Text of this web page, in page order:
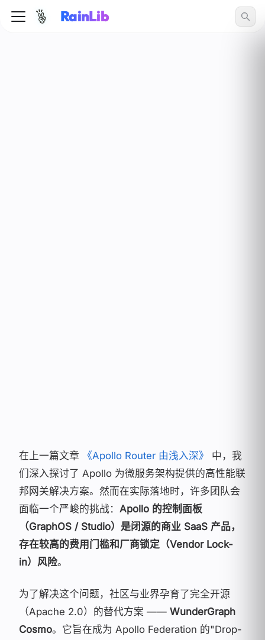
RainLib
在上一篇文章 《Apollo Router 由浅入深》
中，我
们深入探讨了 Apollo 为微服务架构提供的高性能联
邦网关解决方案。然而在实际落地时，许多团队会
面临一个严峻的挑战： Apollo 的控制面板
（GraphOS / Studio）是闭源的商业 SaaS 产品，
存在较高的费用门槛和厂商锁定（Vendor Lock-
in）风险。
为了解决这个问题，社区与业界孕育了完全开源
（Apache 2.0）的替代方案 —— WunderGraph
Cosmo。它旨在成为 Apollo Federation 的"Drop-